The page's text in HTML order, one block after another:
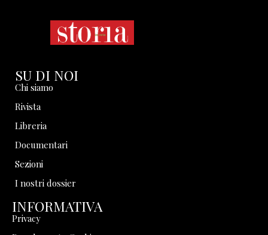
SU DI NOI
Chi siamo
Rivista
Libreria
Documentari
Sezioni
I nostri dossier
INFORMATIVA
Privacy